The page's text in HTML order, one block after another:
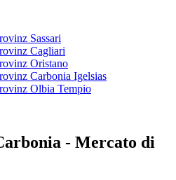
Sassari
Cagliari
Oristano
Carbonia Igelsias
Olbia Tempio
- Mercato di